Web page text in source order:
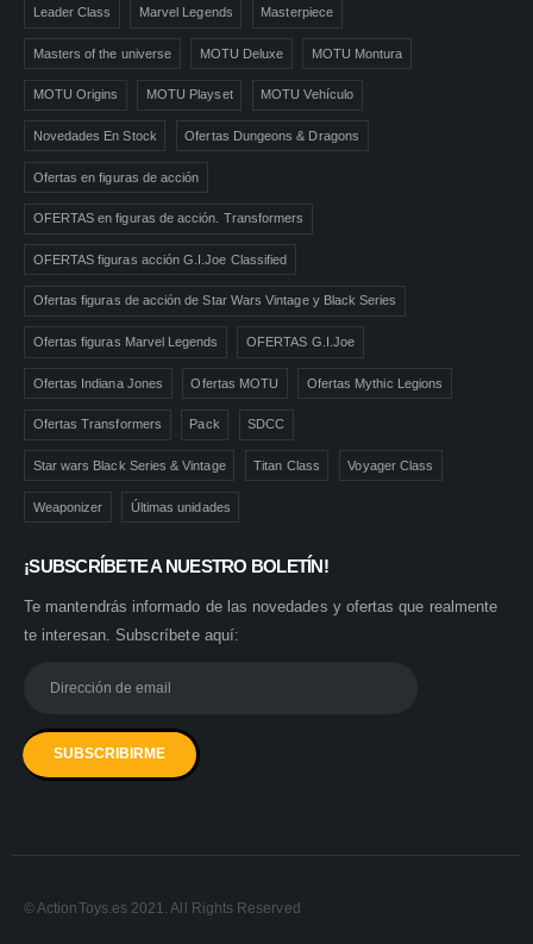
Leader Class Marvel Legends Masterpiece
Masters of the universe MOTU Deluxe MOTU Montura
MOTU Origins MOTU Playset MOTU Vehículo
Novedades En Stock Ofertas Dungeons & Dragons
Ofertas en figuras de acción
OFERTAS en figuras de acción. Transformers
OFERTAS figuras acción G.I.Joe Classified
Ofertas figuras de acción de Star Wars Vintage y Black Series
Ofertas figuras Marvel Legends OFERTAS G.I.Joe
Ofertas Indiana Jones Ofertas MOTU Ofertas Mythic Legions
Ofertas Transformers Pack SDCC
Star wars Black Series & Vintage Titan Class Voyager Class
Weaponizer Últimas unidades
¡SUBSCRÍBETE A NUESTRO BOLETÍN!
Te mantendrás informado de las novedades y ofertas que realmente
te interesan. Subscríbete aquí:
© ActionToys.es 2021. All Rights Reserved